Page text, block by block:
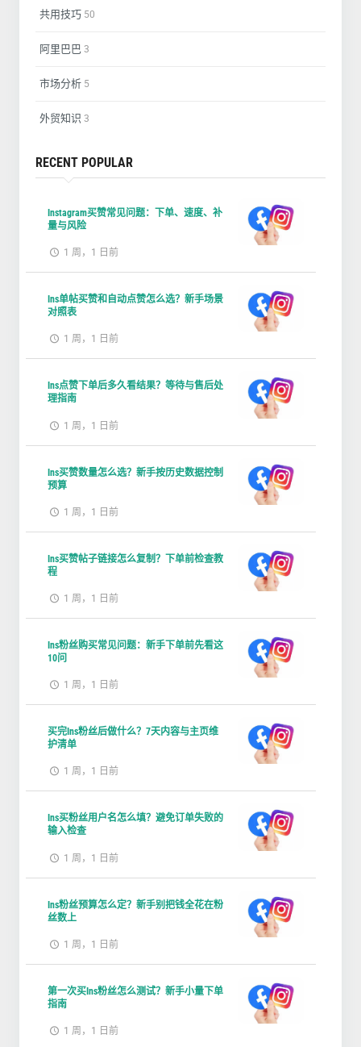
共用技巧 50
阿里巴巴 3
市场分析 5
外贸知识 3
RECENT POPULAR
Instagram买赞常见问题：下单、速度、补
量与风险
1 周，1 日前
Ins单帖买赞和自动点赞怎么选？新手场景
对照表
1 周，1 日前
Ins点赞下单后多久看结果？等待与售后处
理指南
1 周，1 日前
Ins买赞数量怎么选？新手按历史数据控制
预算
1 周，1 日前
Ins买赞帖子链接怎么复制？下单前检查教
程
1 周，1 日前
Ins粉丝购买常见问题：新手下单前先看这
10问
1 周，1 日前
买完Ins粉丝后做什么？7天内容与主页维
护清单
1 周，1 日前
Ins买粉丝用户名怎么填？避免订单失败的
输入检查
1 周，1 日前
Ins粉丝预算怎么定？新手别把钱全花在粉
丝数上
1 周，1 日前
第一次买Ins粉丝怎么测试？新手小量下单
指南
1 周，1 日前